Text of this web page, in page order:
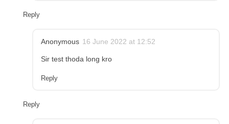
Reply
Anonymous 16 June 2022 at 12:52
Sir test thoda long kro
Reply
Reply